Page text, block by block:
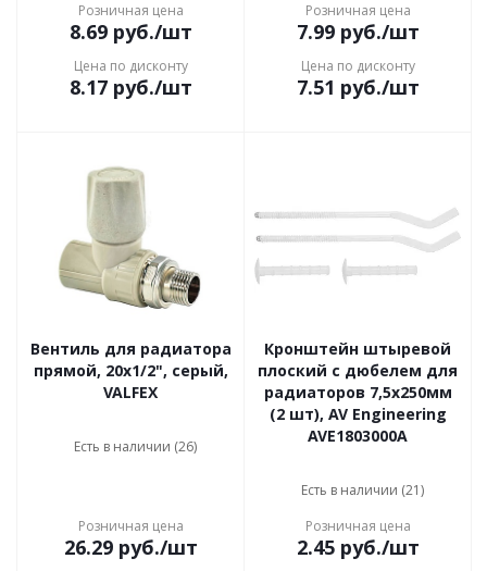
Розничная цена
8.69руб./шт
Цена по дисконту
8.17руб./шт
Розничная цена
7.99руб./шт
Цена по дисконту
7.51 руб./шт
Вентиль для радиатора
прямой, 20x1/2", серый,
VALFEX
Есть в наличии (26)
Розничная цена
26.29руб./шт
Кронштейн штыревой
плоский с дюбелем для
радиаторов 7,5х250мм
(2 шт), AV Engineering
AVE1803000A
Есть в наличии (21)
Розничная цена
2.45руб./шт